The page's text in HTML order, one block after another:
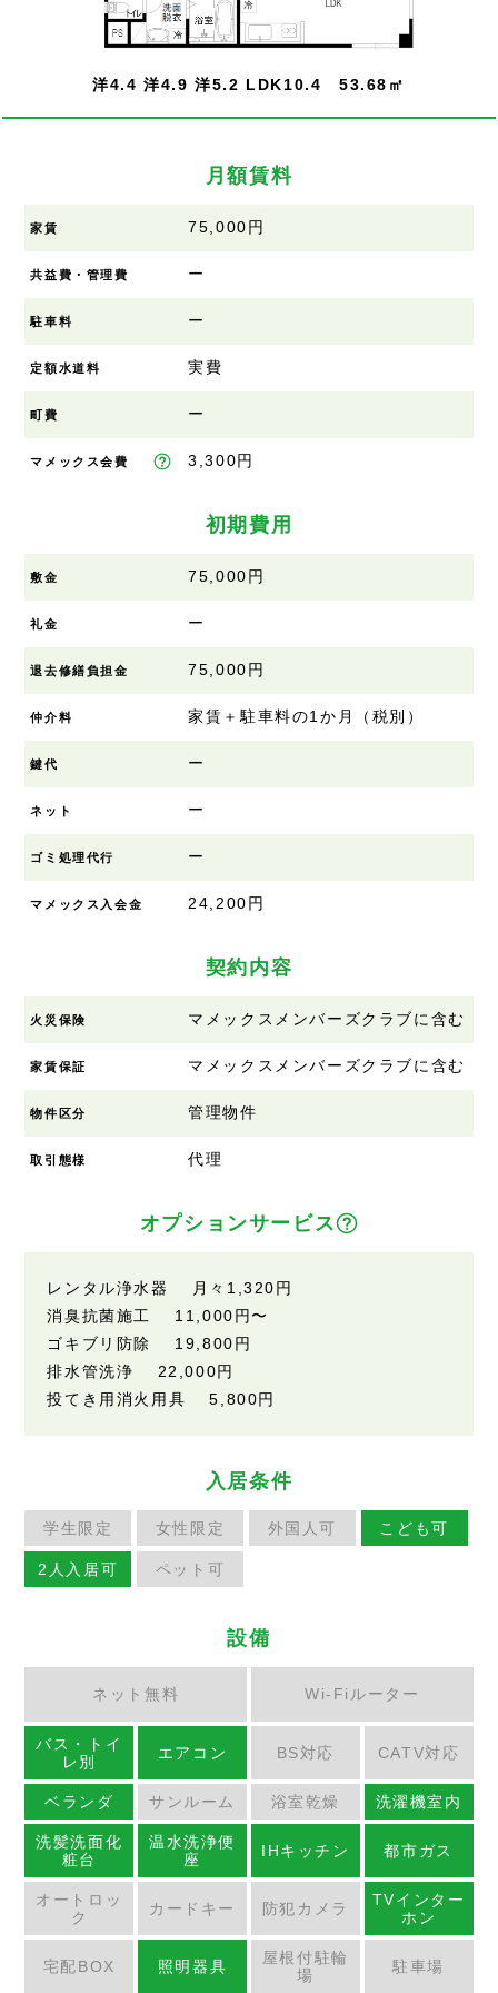
洋4.4 洋4.9 洋5.2 LDK10.4 53.68㎡
月額賃料
家賃 75,000円
共益費・管理費 ー
駐車料 ー
定額水道料 実費
町費 ー
マメックス会費 3,300円
初期費用
敷金 75,000円
礼金 ー
退去修繕負担金 75,000円
仲介料 家賃＋駐車料の1か月（税別）
鍵代 ー
ネット ー
ゴミ処理代行 ー
マメックス入会金 24,200円
契約内容
火災保険 マメックスメンバーズクラブに含む
家賃保証 マメックスメンバーズクラブに含む
物件区分 管理物件
取引態様 代理
オプションサービス
レンタル浄水器 月々1,320円
消臭抗菌施工 11,000円〜
ゴキブリ防除 19,800円
排水管洗浄 22,000円
投てき用消火用具 5,800円
入居条件
学生限定 女性限定 外国人可 こども可
2人入居可 ペット可
設備
ネット無料 Wi-Fiルーター
バス・トイ
レ別
エアコン BS対応 CATV対応
ベランダ サンルーム 浴室乾燥 洗濯機室内
洗髪洗面化
粧台
温水洗浄便
座
IHキッチン 都市ガス
オートロッ
ク
カードキー 防犯カメラ
TVインター
ホン
宅配BOX 照明器具
屋根付駐輪
場
駐車場